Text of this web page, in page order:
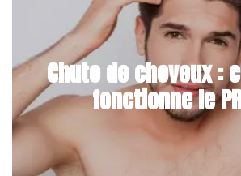
Chute de cheveux :
fonctionne le